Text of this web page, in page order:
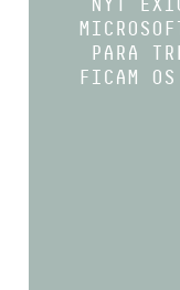
NYT
PARA
FICAM